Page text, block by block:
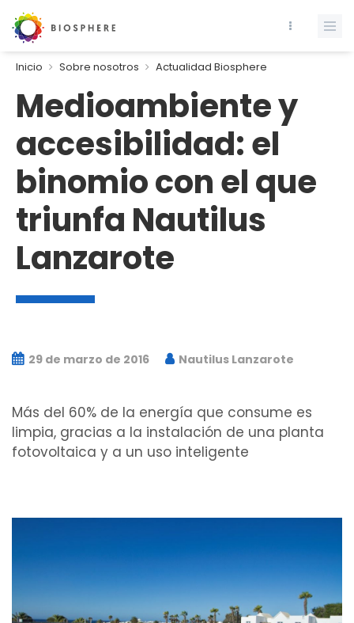
Inicio Sobre nosotros Actualidad Biosphere
Medioambiente y
accesibilidad: el
binomio con el que
triunfa Nautilus
Lanzarote
29 de marzo de 2016 Nautilus Lanzarote
Más del 60% de la energía que consume es
limpia, gracias a la instalación de una planta
fotovoltaica y a un uso inteligente